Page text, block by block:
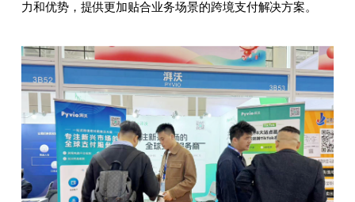
力和优势，提供更加贴合业务场景的跨境支付解决方案。